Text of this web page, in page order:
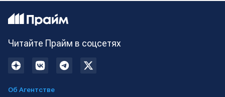
Читайте Прайм в соцсетях
Об Агентстве